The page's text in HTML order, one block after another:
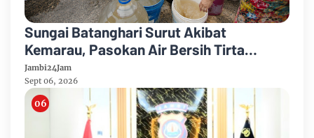
Sungai Batanghari Surut Akibat
Kemarau, Pasokan Air Bersih Tirta
Mayang Jambi Keruh
Jambi24Jam
Sept 06, 2026